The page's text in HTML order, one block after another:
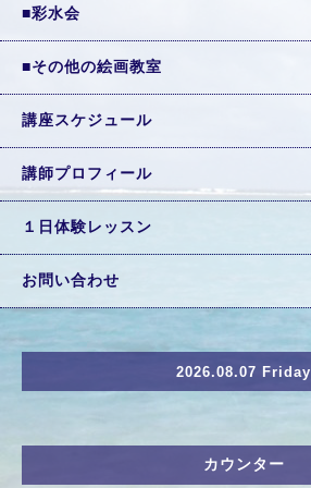
■彩水会
■その他の絵画教室
講座スケジュール
講師プロフィール
１日体験レッスン
お問い合わせ
2026.08.07 Friday
カウンター